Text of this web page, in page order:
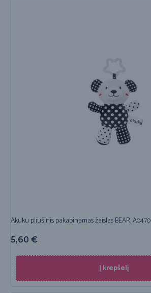
Akuku pliušinis pakabinamas žaislas BEAR, A0470
5,60 €
Į krepšelį